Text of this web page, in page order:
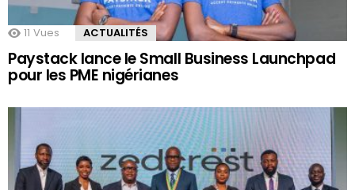
11 Vues ACTUALITÉS
Paystack lance le Small Business Launchpad
pour les PME nigérianes